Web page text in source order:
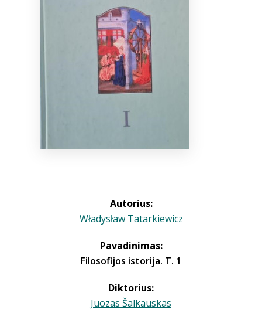
Autorius:
Władysław Tatarkiewicz
Pavadinimas:
Filosofijos istorija. T. 1
Diktorius:
Juozas Šalkauskas